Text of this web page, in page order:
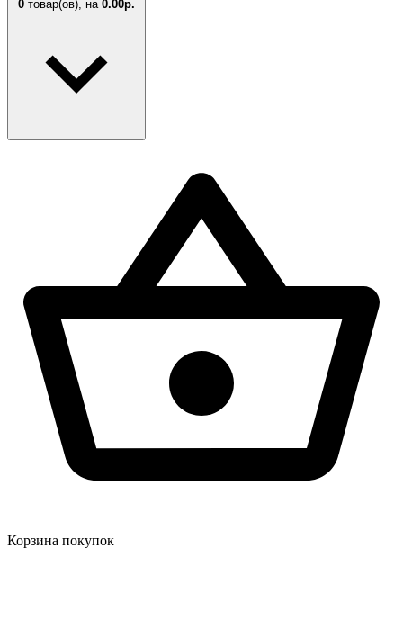
0 товар(ов), на 0.00р.
Корзина покупок